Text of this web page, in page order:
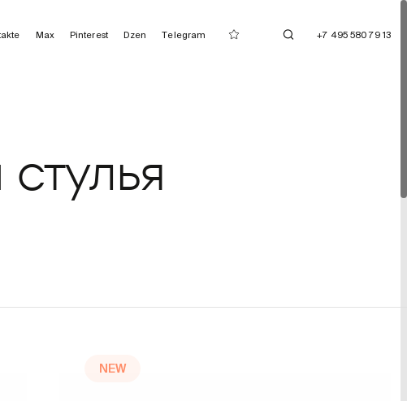
Max Pinterest Dzen Telegram +7 495 580 79 13
NEW